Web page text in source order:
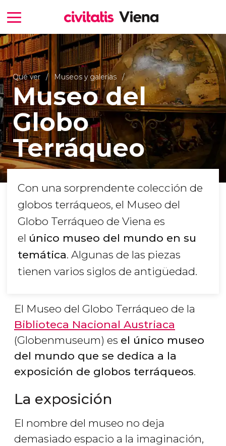
Qué ver Museos y galerías
Museo del
Globo
Terráqueo
Con una sorprendente colección de
globos terráqueos, el Museo del
Globo Terráqueo de Viena es
el único museo del mundo en su
temática. Algunas de las piezas
tienen varios siglos de antigüedad.
El Museo del Globo Terráqueo de la
Biblioteca Nacional Austriaca
(Globenmuseum) es el único museo
del mundo que se dedica a la
exposición de globos terráqueos.
La exposición
El nombre del museo no deja
demasiado espacio a la imaginación,